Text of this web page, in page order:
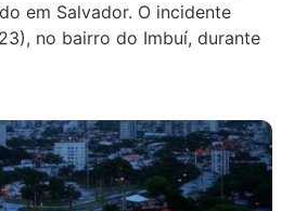
em Salvador. O incidente
no bairro do Imbuí, durante